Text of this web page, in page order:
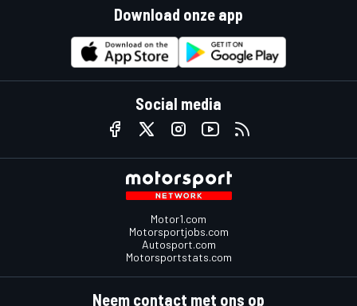
Download onze app
Social media
Motor1.com
Motorsportjobs.com
Autosport.com
Motorsportstats.com
Neem contact met ons op